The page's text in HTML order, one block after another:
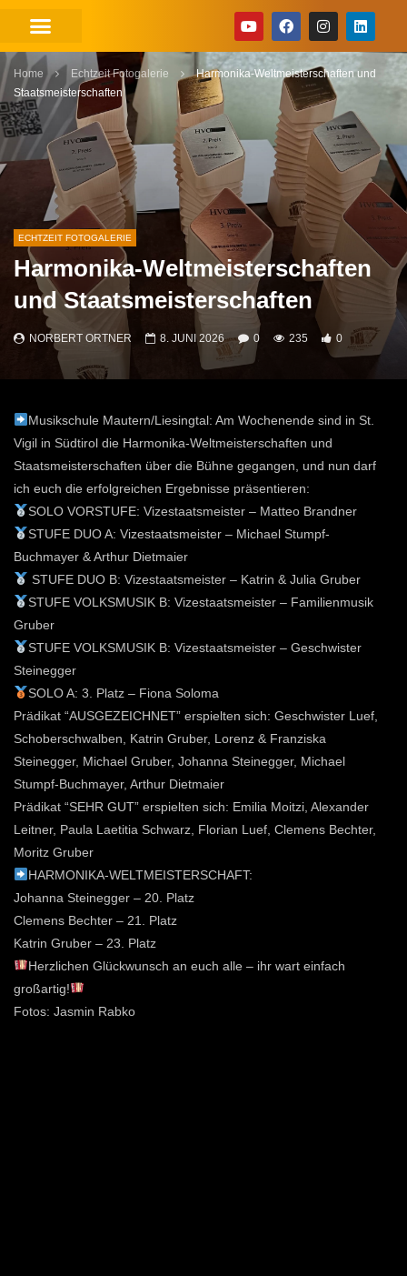
Home Echtzeit Fotogalerie
Harmonika-Weltmeisterschaften und
Staatsmeisterschaften
ECHTZEIT FOTOGALERIE
Harmonika-Weltmeisterschaften
und Staatsmeisterschaften
NORBERT ORTNER 8. JUNI 2026 0 235 0
Musikschule Mautern/Liesingtal: Am Wochenende sind in St.
Vigil in Südtirol die Harmonika-Weltmeisterschaften und
Staatsmeisterschaften über die Bühne gegangen, und nun darf
ich euch die erfolgreichen Ergebnisse präsentieren:
SOLO VORSTUFE: Vizestaatsmeister – Matteo Brandner
STUFE DUO A: Vizestaatsmeister – Michael Stumpf-
Buchmayer & Arthur Dietmaier
STUFE DUO B: Vizestaatsmeister – Katrin & Julia Gruber
STUFE VOLKSMUSIK B: Vizestaatsmeister – Familienmusik
Gruber
STUFE VOLKSMUSIK B: Vizestaatsmeister – Geschwister
Steinegger
SOLO A: 3. Platz – Fiona Soloma
Prädikat “AUSGEZEICHNET” erspielten sich: Geschwister Luef,
Schoberschwalben, Katrin Gruber, Lorenz & Franziska
Steinegger, Michael Gruber, Johanna Steinegger, Michael
Stumpf-Buchmayer, Arthur Dietmaier
Prädikat “SEHR GUT” erspielten sich: Emilia Moitzi, Alexander
Leitner, Paula Laetitia Schwarz, Florian Luef, Clemens Bechter,
Moritz Gruber
HARMONIKA-WELTMEISTERSCHAFT:
Johanna Steinegger – 20. Platz
Clemens Bechter – 21. Platz
Katrin Gruber – 23. Platz
Herzlichen Glückwunsch an euch alle – ihr wart einfach
großartig!
Fotos: Jasmin Rabko